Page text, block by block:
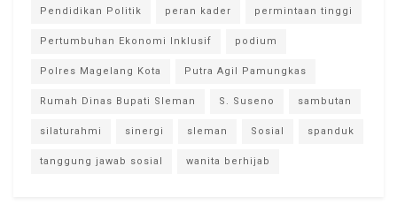
Pendidikan Politik peran kader permintaan tinggi
Pertumbuhan Ekonomi Inklusif podium
Polres Magelang Kota Putra Agil Pamungkas
Rumah Dinas Bupati Sleman S. Suseno sambutan
silaturahmi sinergi sleman Sosial spanduk
tanggung jawab sosial wanita berhijab